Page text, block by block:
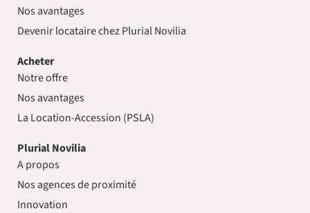
Nos avantages
Devenir locataire chez Plurial Novilia
Acheter
Notre offre
Nos avantages
La Location-Accession (PSLA)
Plurial Novilia
A propos
Nos agences de proximité
Innovation